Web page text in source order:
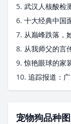
5. 武汉人核酸检
6. 十大经典中国
7. 从巅峰跌落，
8. 从我师父的言
9. 惊艳眼球的家
10. 追踪报道：
宠物狗品种